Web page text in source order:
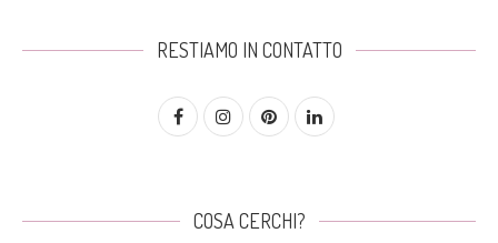
RESTIAMO IN CONTATTO
COSA CERCHI?